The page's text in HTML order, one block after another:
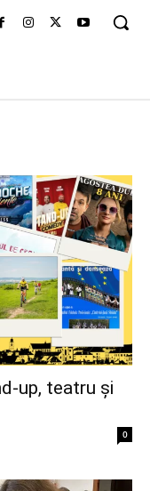
up, teatru și
0